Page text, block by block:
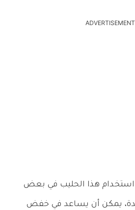
ADVERTISEMENT
استخدام هذا الحليب في بعض
يمكن أن يساعد في خفض